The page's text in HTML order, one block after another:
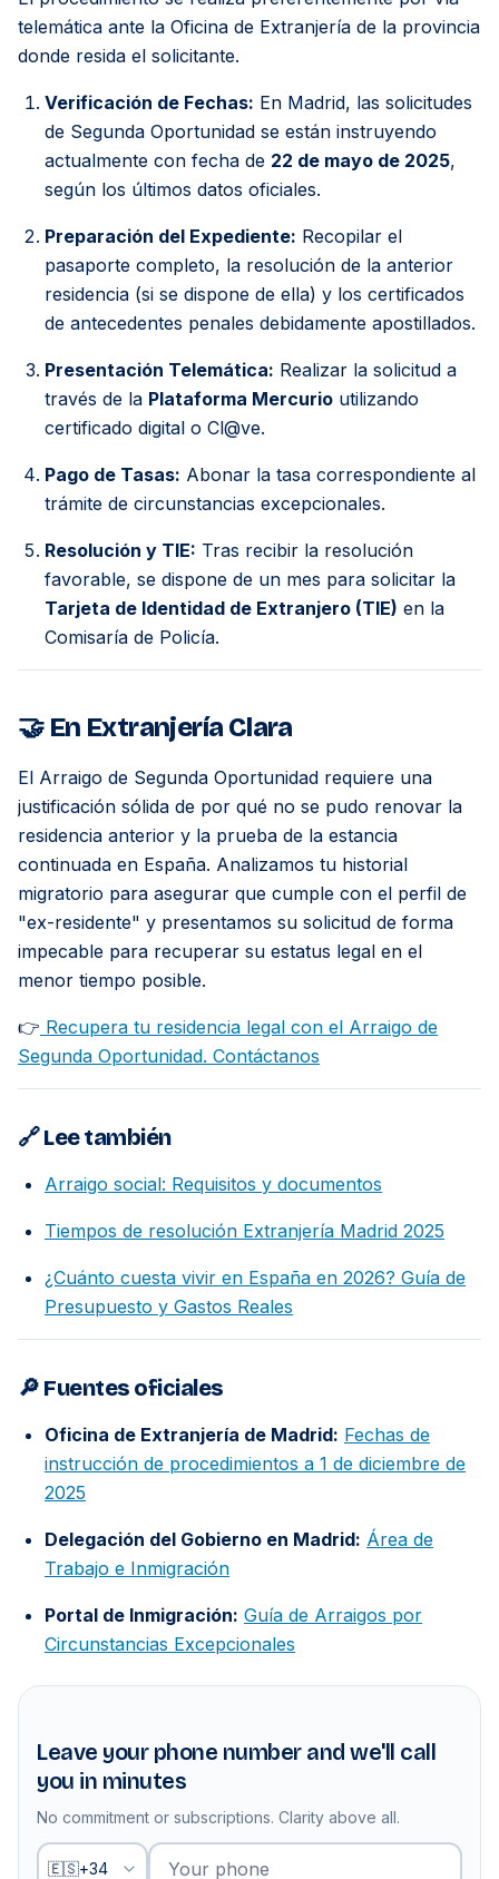
telemática ante la Oficina de Extranjería de la provincia
donde resida el solicitante.
Verificación de Fechas: En Madrid, las solicitudes
de Segunda Oportunidad se están instruyendo
actualmente con fecha de 22 de mayo de 2025,
según los últimos datos oficiales.
Preparación del Expediente: Recopilar el
pasaporte completo, la resolución de la anterior
residencia (si se dispone de ella) y los certificados
de antecedentes penales debidamente apostillados.
Presentación Telemática: Realizar la solicitud a
través de la Plataforma Mercurio utilizando
certificado digital o Cl@ve.
Pago de Tasas: Abonar la tasa correspondiente al
trámite de circunstancias excepcionales.
Resolución y TIE: Tras recibir la resolución
favorable, se dispone de un mes para solicitar la
Tarjeta de Identidad de Extranjero (TIE) en la
Comisaría de Policía.
🤝 En Extranjería Clara
El Arraigo de Segunda Oportunidad requiere una
justificación sólida de por qué no se pudo renovar la
residencia anterior y la prueba de la estancia
continuada en España. Analizamos tu historial
migratorio para asegurar que cumple con el perfil de
"ex-residente" y presentamos su solicitud de forma
impecable para recuperar su estatus legal en el
menor tiempo posible.
👉 Recupera tu residencia legal con el Arraigo de
Segunda Oportunidad. Contáctanos
🔗 Lee también
Arraigo social: Requisitos y documentos
Tiempos de resolución Extranjería Madrid 2025
¿Cuánto cuesta vivir en España en 2026? Guía de
Presupuesto y Gastos Reales
🔎 Fuentes oficiales
Oficina de Extranjería de Madrid: Fechas de
instrucción de procedimientos a 1 de diciembre de
2025
Delegación del Gobierno en Madrid: Área de
Trabajo e Inmigración
Portal de Inmigración: Guía de Arraigos por
Circunstancias Excepcionales
Leave your phone number and we'll call
you in minutes
No commitment or subscriptions. Clarity above all.
Your phone
🇪🇸+34